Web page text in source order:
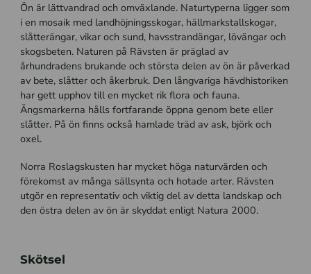
Ön är lättvandrad och omväxlande. Naturtyperna ligger som
i en mosaik med landhöjningsskogar, hällmarkstallskogar,
slåtterängar, vikar och sund, havsstrandängar, lövängar och
skogsbeten. Naturen på Rävsten är präglad av
århundradens brukande och största delen av ön är påverkad
av bete, slåtter och åkerbruk. Den långvariga hävdhistoriken
har gett upphov till en mycket rik flora och fauna.
Ängsmarkerna hålls fortfarande öppna genom bete eller
slåtter. På ön finns också hamlade träd av ask, björk och
oxel.
Norra Roslagskusten har mycket höga naturvärden och
förekomst av många sällsynta och hotade arter. Rävsten
utgör en representativ och viktig del av detta landskap och
den östra delen av ön är skyddat enligt Natura 2000.
Skötsel